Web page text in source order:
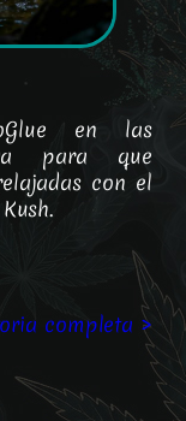
en las
para que
con el
completa >